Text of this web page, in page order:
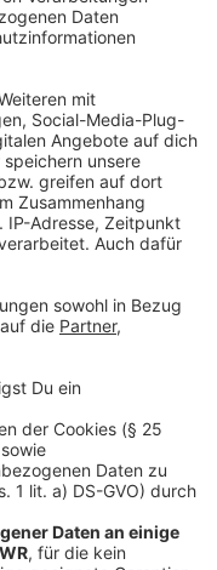
auf der Welt
Flieger gesetzt und
seinem Zimmer
über die
haben, geht es
die er
gemacht hat.
therapeutischen
er auf einer
sein, einfach auch
sagt Alle
YouTube
laden!